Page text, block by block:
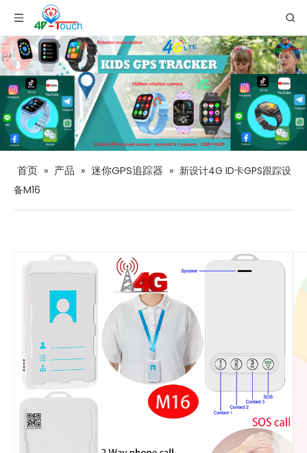
首页 » 产品 » 迷你GPS追踪器 » 新设计4G ID卡GPS跟踪设
备M16